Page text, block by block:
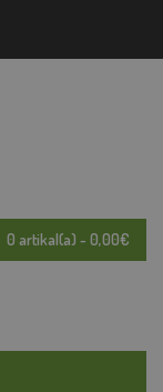
0 artikal(a) - 0,00€